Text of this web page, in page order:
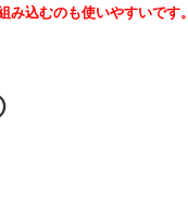
み込むのも使いやすいです。